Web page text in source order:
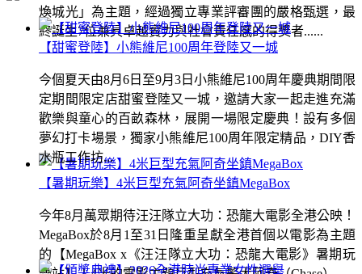
煥城光」為主題，經過獨立專業評審團的嚴格甄選，最
終誕生7位兼具卓越實力與社會責任感的得獎者......
【暑期玩樂】4米巨型充氣阿奇坐鎮MegaBox
今年8月萬眾期待汪汪隊立大功：恐龍大電影全港公映！
MegaBox於8月1至31日隆重呈獻全港首個以電影為主題
的【MegaBox x《汪汪隊立大功：恐龍大電影》暑期玩
【甜蜜登陸】小熊維尼100周年登陸又一城
今個夏天由8月6日至9月3日小熊維尼100周年慶典期間限
定期間限定店甜蜜登陸又一城，邀請大家一起走進充滿
歡樂與童心的百畝森林，展開一場限定慶典！設有多個
夢幻打卡場景，獨家小熊維尼100周年限定精品，DIY香
水瓶工作坊...